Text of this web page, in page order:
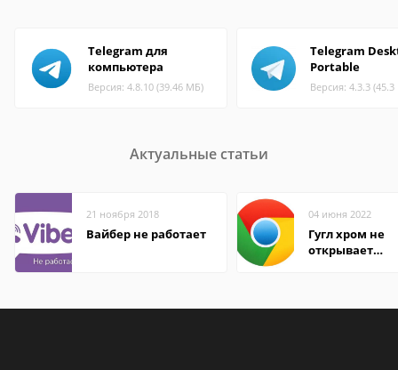
Telegram для
компьютера
Версия: 4.8.10 (39.46 МБ)
Telegram
Portable
Версия: 4.3.3
Актуальные статьи
21 ноября 2018
Вайбер не работает
04 июня 2022
Гугл хром не
открывает